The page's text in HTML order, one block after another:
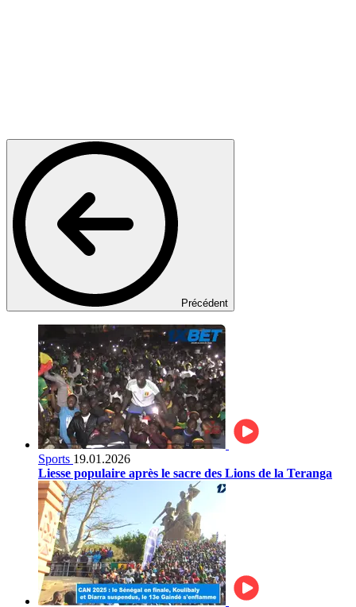
Précédent
Sports 19.01.2026
Liesse populaire après le sacre des Lions de la Teranga